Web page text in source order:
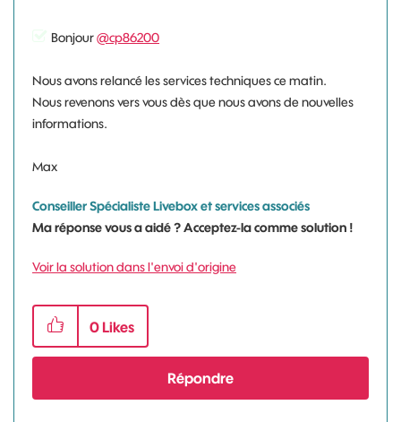
Bonjour@cp86200
Nous avons relancé les services techniques ce matin.
Nous revenons vers vous dès que nous avons de nouvelles
informations.
Max
Conseiller Spécialiste Livebox et services associés
Ma réponse vous a aidé ? Acceptez-la comme solution !
Voir la solution dans l'envoi d'origine
0 Likes
Répondre